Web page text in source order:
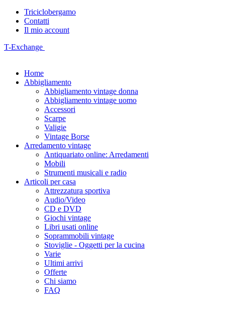
Triciclobergamo
Contatti
Il mio account
T-Exchange
Home
Abbigliamento
Abbigliamento vintage donna
Abbigliamento vintage uomo
Accessori
Scarpe
Valigie
Vintage Borse
Arredamento vintage
Antiquariato online: Arredamenti
Mobili
Strumenti musicali e radio
Articoli per casa
Attrezzatura sportiva
Audio/Video
CD e DVD
Giochi vintage
Libri usati online
Soprammobili vintage
Stoviglie - Oggetti per la cucina
Varie
Ultimi arrivi
Offerte
Chi siamo
FAQ